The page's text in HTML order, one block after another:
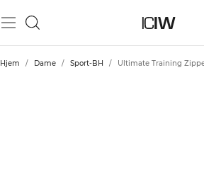
Hjem / Dame / Sport-BH / Ultimate Training